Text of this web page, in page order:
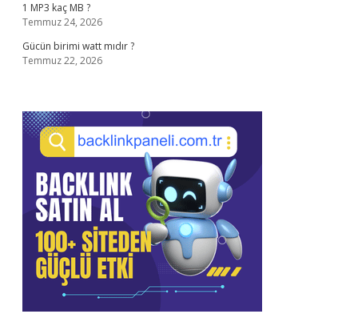
1 MP3 kaç MB ?
Temmuz 24, 2026
Gücün birimi watt mıdır ?
Temmuz 22, 2026